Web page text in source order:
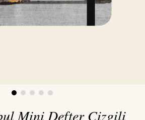
Mini Defter Çizgili